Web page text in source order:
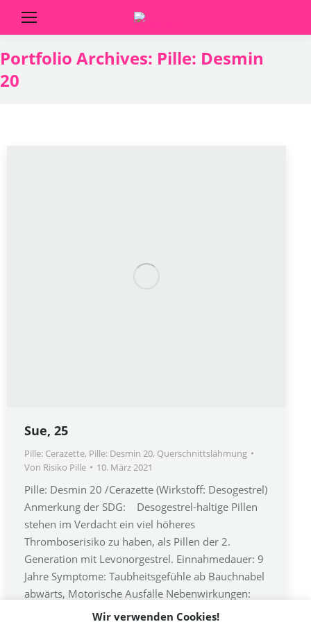
Portfolio Archives: Pille: Desmin
20
Sue, 25
Pille: Cerazette, Pille: Desmin 20, Querschnittslähmung
Von Risiko Pille 10. März 2021
Pille: Desmin 20 /Cerazette (Wirkstoff: Desogestrel)
Anmerkung der SDG: Desogestrel-haltige Pillen
stehen im Verdacht ein viel höheres
Thromboserisiko zu haben, als Pillen der 2.
Generation mit Levonorgestrel. Einnahmedauer: 9
Jahre Symptome: Taubheitsgefühle ab Bauchnabel
abwärts, Motorische Ausfälle Nebenwirkungen:
Infarkt im Rückenmark mit inkompletter
Wir verwenden Cookies!